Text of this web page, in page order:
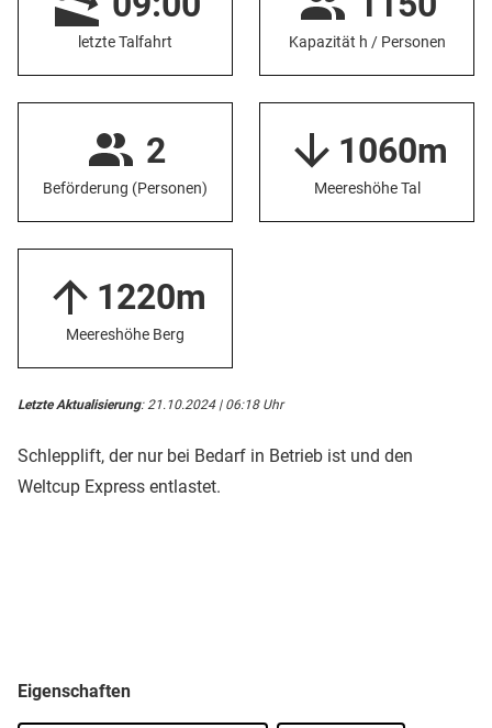
letzte Talfahrt Kapazität h / Personen
2
Beförderung (Personen)
1060m
Meereshöhe Tal
1220m
Meereshöhe Berg
Letzte Aktualisierung: 21.10.2024 | 06:18 Uhr
Schlepplift, der nur bei Bedarf in Betrieb ist und den
Weltcup Express entlastet.
Eigenschaften